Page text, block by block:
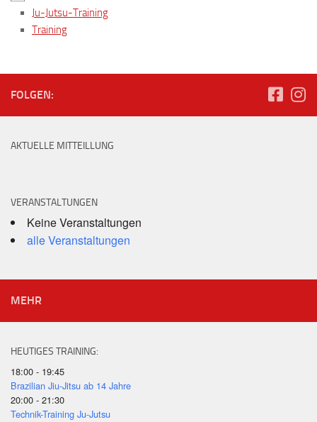
Ju-Jutsu-Training
Training
FOLGEN:
AKTUELLE MITTEILLUNG
VERANSTALTUNGEN
Keine Veranstaltungen
alle Veranstaltungen
MEHR
HEUTIGES TRAINING:
18:00 - 19:45
Brazilian Jiu-Jitsu ab 14 Jahre
20:00 - 21:30
Technik-Training Ju-Jutsu